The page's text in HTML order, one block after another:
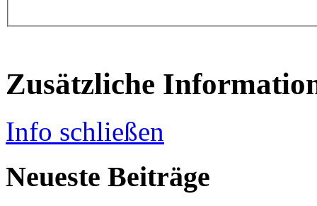
Zusätzliche
Info schließen
Neueste Beiträge